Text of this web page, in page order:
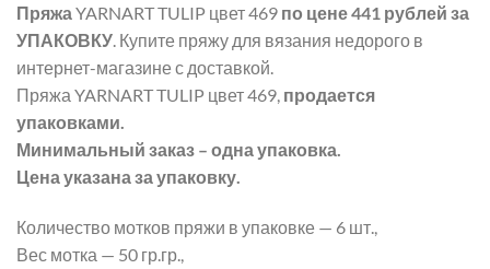
ПряжаYARNART TULIP цвет 469 по цене 441 рублей за
УПАКОВКУ. Купите пряжу для вязания недорого в
интернет-магазине с доставкой.
Пряжа YARNART TULIP цвет 469, продается
упаковками.
Минимальный заказ – одна упаковка.
Цена указана за упаковку.
Количество мотков пряжи в упаковке — 6 шт.,
Вес мотка — 50 гр.гр.,